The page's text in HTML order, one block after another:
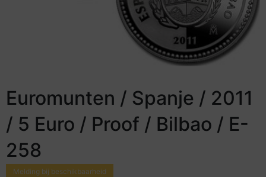
Euromunten / Spanje / 2011
/ 5 Euro / Proof / Bilbao / E-
258
Melding bij beschikbaarheid